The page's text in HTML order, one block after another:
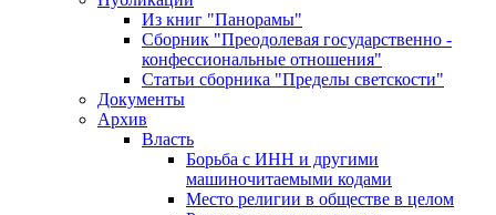
Из книг "Панорамы"
Сборник "Преодолевая государственно -
конфессиональные отношения"
Статьи сборника "Пределы светскости"
Документы
Архив
Власть
Борьба с ИНН и другими
машиночитаемыми кодами
Место религии в обществе в целом